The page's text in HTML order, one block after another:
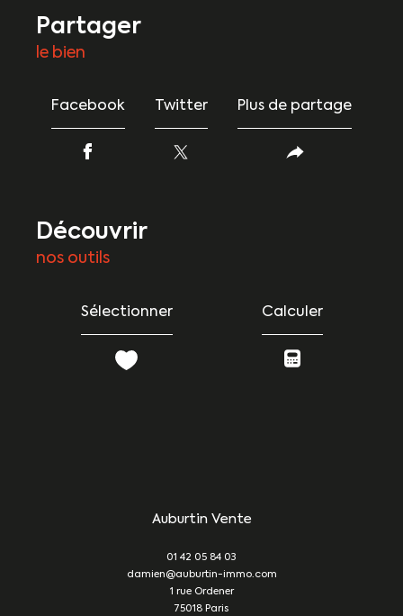
partager
le bien
Facebook Twitter Plus de partage
découvrir
nos outils
Sélectionner Calculer
Auburtin Vente
01 42 05 84 03
damien@auburtin-immo.com
1 rue Ordener
75018
Paris